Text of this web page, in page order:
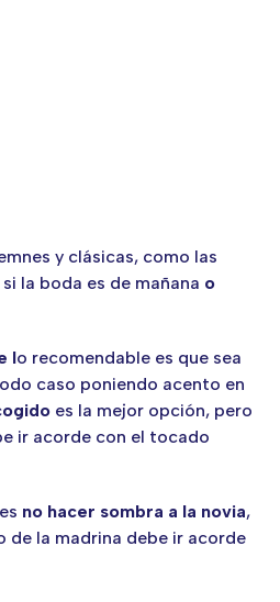
y clásicas, como las
si la boda es de mañana o
lo recomendable es que sea
caso poniendo acento en
es la mejor opción, pero
ir acorde con el tocado
no hacer sombra a la novia,
de la madrina debe ir acorde